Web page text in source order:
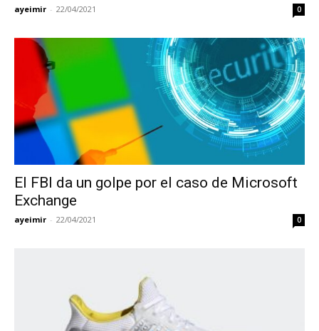
ayeimir - 22/04/2021 0
El FBI da un golpe por el caso de Microsoft
Exchange
ayeimir - 22/04/2021 0